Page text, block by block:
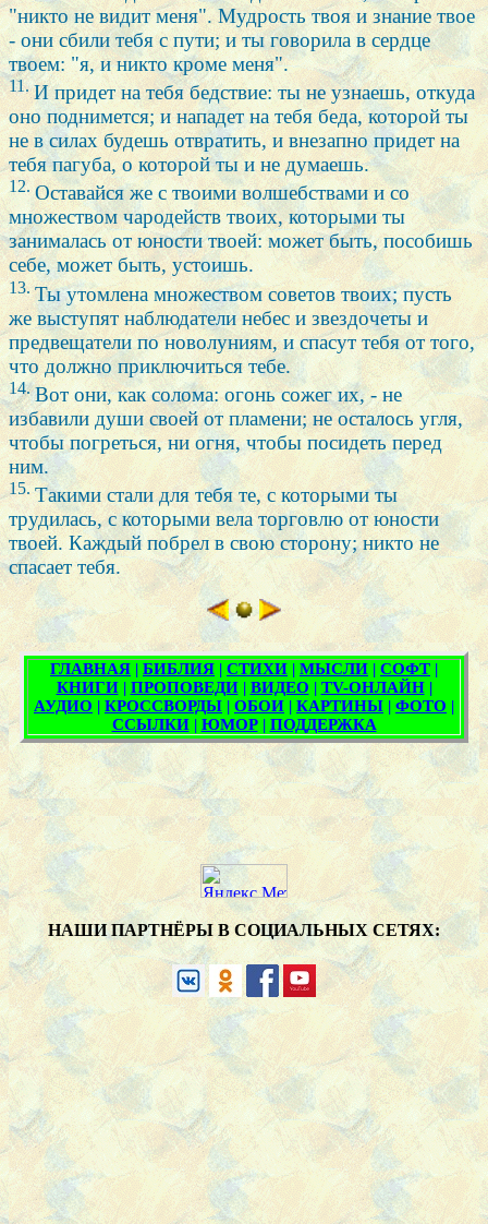
"никто не видит меня". Мудрость твоя и знание твое
- они сбили тебя с пути; и ты говорила в сердце
твоем: "я, и никто кроме меня".
11.И придет на тебя бедствие: ты не узнаешь, откуда
оно поднимется; и нападет на тебя беда, которой ты
не в силах будешь отвратить, и внезапно придет на
тебя пагуба, о которой ты и не думаешь.
12. Оставайся же с твоими волшебствами и со
множеством чародейств твоих, которыми ты
занималась от юности твоей: может быть, пособишь
себе, может быть, устоишь.
13. Ты утомлена множеством советов твоих; пусть
же выступят наблюдатели небес и звездочеты и
предвещатели по новолуниям, и спасут тебя от того,
что должно приключиться тебе.
14.Вот они, как солома: огонь сожег их, - не
избавили души своей от пламени; не осталось угля,
чтобы погреться, ни огня, чтобы посидеть перед
ним.
15.Такими стали для тебя те, с которыми ты
трудилась, с которыми вела торговлю от юности
твоей. Каждый побрел в свою сторону; никто не
спасает тебя.